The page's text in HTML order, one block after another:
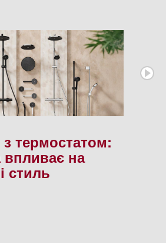
термостатом:
на
стиль